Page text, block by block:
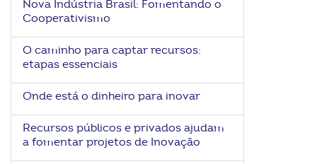
Nova Indústria Brasil: Fomentando o
Cooperativismo
O caminho para captar recursos:
etapas essenciais
Onde está o dinheiro para inovar
Recursos públicos e privados ajudam
a fomentar projetos de Inovação